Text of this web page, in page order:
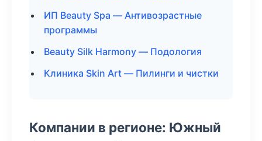
ИП Beauty Spa — Антивозрастные
программы
Beauty Silk Harmony — Подология
Клиника Skin Art — Пилинги и чистки
Компании в регионе: Южный